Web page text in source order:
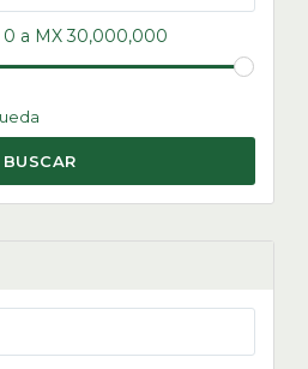
0 a MX 30,000,000
BUSCAR